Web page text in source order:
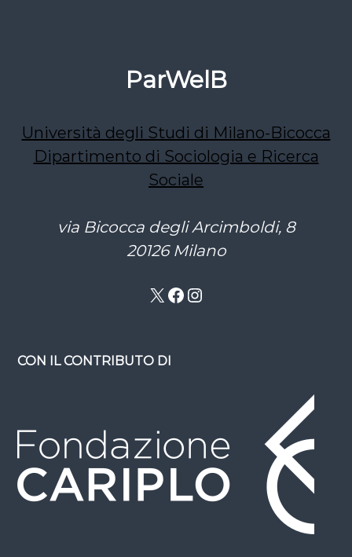
ParWelB
Università degli Studi di Milano-Bicocca
Dipartimento di Sociologia e Ricerca
Sociale
via Bicocca degli Arcimboldi, 8
20126 Milano
X Facebook Instagram
CON IL CONTRIBUTO DI